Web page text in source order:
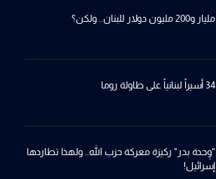
مليار و200 مليون دولار للبنان.. ولكن؟
34 أسيراً لبنانياً على طاولة روما
"وِحدة بدر" ركيزة معركة حزب الله.. ولهذا تطاردها
إسرائيل!